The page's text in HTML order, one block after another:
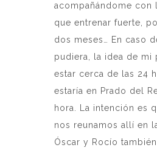
acompañándome con
que entrenar fuerte,
dos meses… En caso
pudiera, la idea de mi
estar cerca de las 24
estaría en Prado del
hora. La intención es
nos reunamos allí en
Óscar y Rocío también